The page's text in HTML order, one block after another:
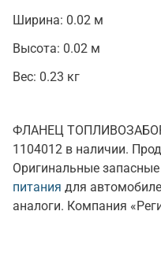
Ширина: 0.02 м
Высота: 0.02 м
Вес: 0.23 кг
ФЛАНЕЦ
1104012 в наличии.
Оригинальные
питания для
аналоги. Компания